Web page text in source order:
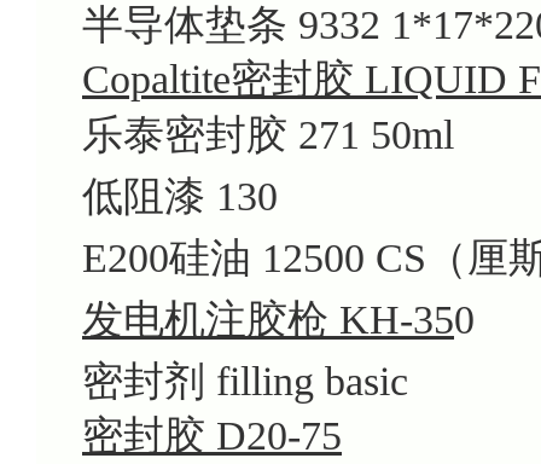
半导体垫条 9332
Copaltite密封胶 LIQUID
乐泰密封胶 271 50ml
低阻漆 130
E200硅油 12500 CS（厘
发电机注胶枪 KH-350
密封剂 filling basic
密封胶 D20-75